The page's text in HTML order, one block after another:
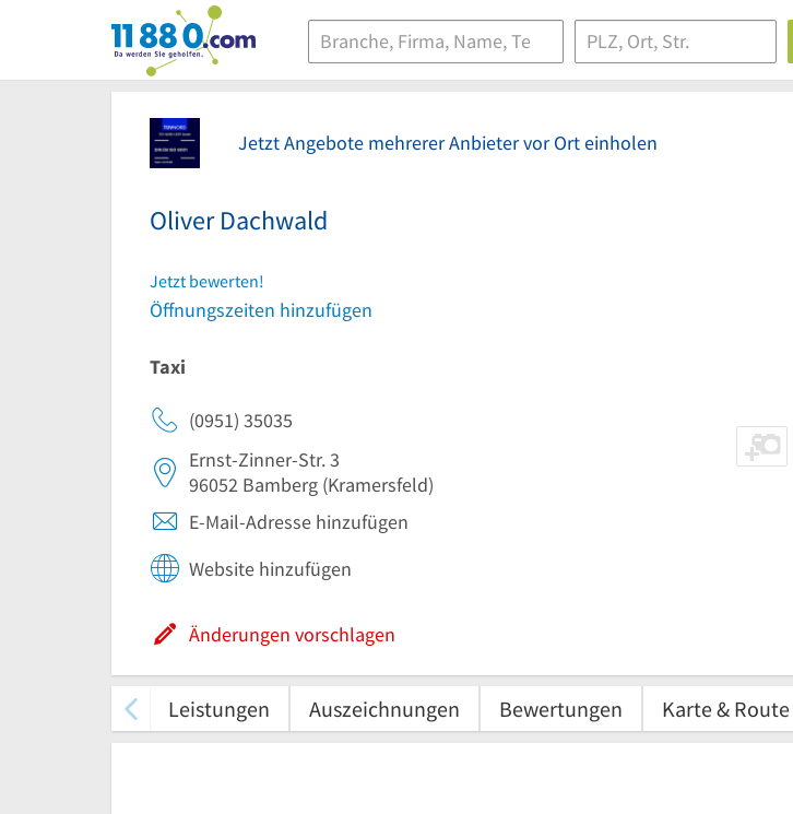
11880.com
Jetzt Angebote mehrerer Anbieter vor Ort einholen
Oliver Dachwald
Jetzt bewerten!
Öffnungszeiten hinzufügen
Taxi
(0951) 35035
Ernst-Zinner-Str. 3
96052 Bamberg (Kramersfeld)
E-Mail-Adresse hinzufügen
Website hinzufügen
Änderungen vorschlagen
Leistungen Auszeichnungen Bewertungen Karte & Route